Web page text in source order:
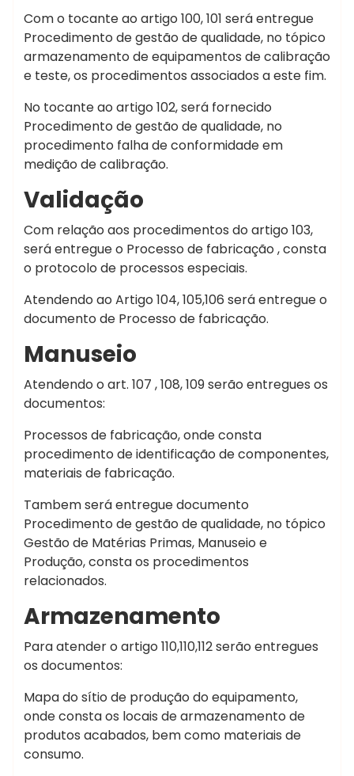
Com o tocante ao artigo 100, 101 será entregue
Procedimento de gestão de qualidade, no tópico
armazenamento de equipamentos de calibração
e teste, os procedimentos associados a este fim.
No tocante ao artigo 102, será fornecido
Procedimento de gestão de qualidade, no
procedimento falha de conformidade em
medição de calibração.
Validação
Com relação aos procedimentos do artigo 103,
será entregue o Processo de fabricação , consta
o protocolo de processos especiais.
Atendendo ao Artigo 104, 105,106 será entregue o
documento de Processo de fabricação.
Manuseio
Atendendo o art. 107 , 108, 109 serão entregues os
documentos:
Processos de fabricação, onde consta
procedimento de identificação de componentes,
materiais de fabricação.
Tambem será entregue documento
Procedimento de gestão de qualidade, no tópico
Gestão de Matérias Primas, Manuseio e
Produção, consta os procedimentos
relacionados.
Armazenamento
Para atender o artigo 110,110,112 serão entregues
os documentos:
Mapa do sítio de produção do equipamento,
onde consta os locais de armazenamento de
produtos acabados, bem como materiais de
consumo.